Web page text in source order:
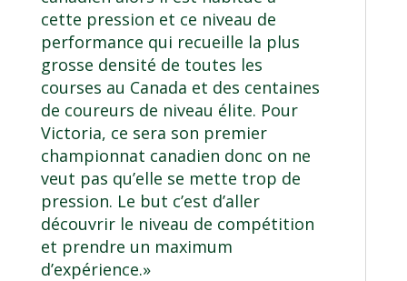
cette pression et ce niveau de
performance qui recueille la plus
grosse densité de toutes les
courses au Canada et des centaines
de coureurs de niveau élite. Pour
Victoria, ce sera son premier
championnat canadien donc on ne
veut pas qu’elle se mette trop de
pression. Le but c’est d’aller
découvrir le niveau de compétition
et prendre un maximum
d’expérience.»